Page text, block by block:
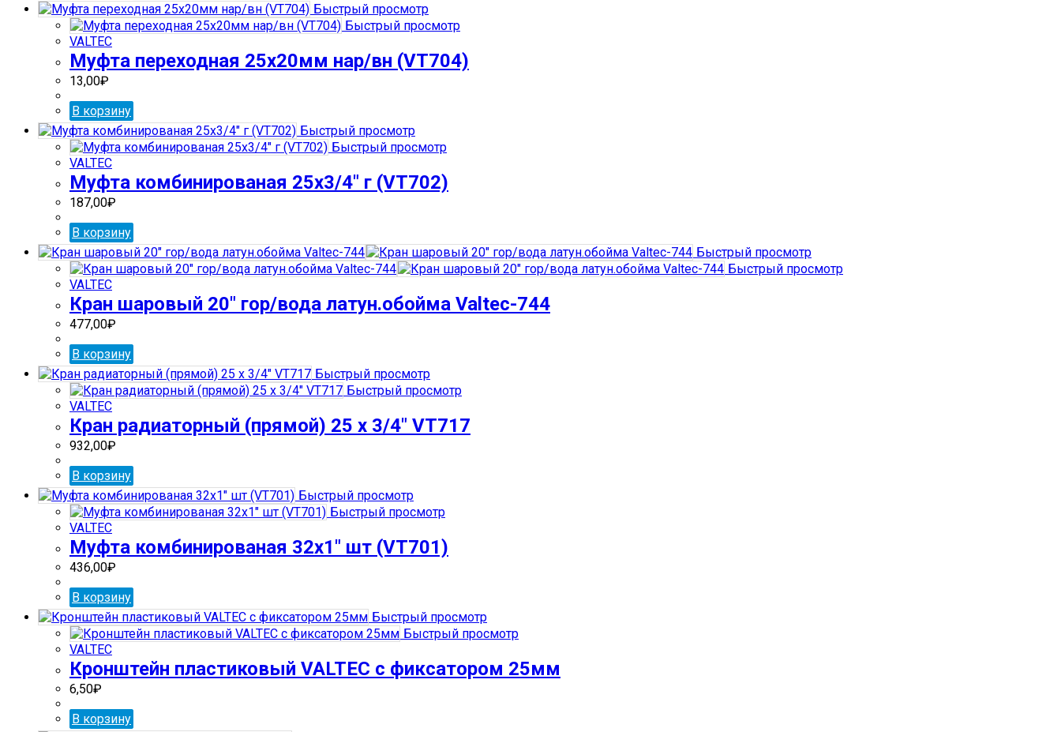
Быстрый просмотр
Быстрый просмотр
VALTEC
Муфта переходная 25х20мм нар/вн (VT704)
13,00₽
В корзину
Быстрый просмотр
Быстрый просмотр
VALTEC
Муфта комбинированая 25х3/4″ г (VT702)
187,00₽
В корзину
Быстрый просмотр
Быстрый просмотр
VALTEC
Кран шаровый 20″ гор/вода латун.обойма Valtec-744
477,00₽
В корзину
Быстрый просмотр
Быстрый просмотр
VALTEC
Кран радиаторный (прямой) 25 х 3/4″ VT717
932,00₽
В корзину
Быстрый просмотр
Быстрый просмотр
VALTEC
Муфта комбинированая 32х1″ шт (VT701)
436,00₽
В корзину
Быстрый просмотр
Быстрый просмотр
VALTEC
Кронштейн пластиковый VALTEC с фиксатором 25мм
6,50₽
В корзину